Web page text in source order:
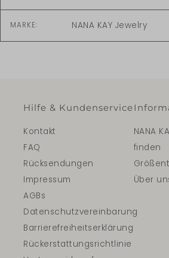
MARKE: NANA KAY Jewelry
Hilfe & Kundenservice
Kontakt
FAQ
Rücksendungen
Impressum
AGBs
Datenschutzvereinbarung
Barrierefreiheitserklärung
Rückerstattungsrichtlinie
NANA
finden
Über